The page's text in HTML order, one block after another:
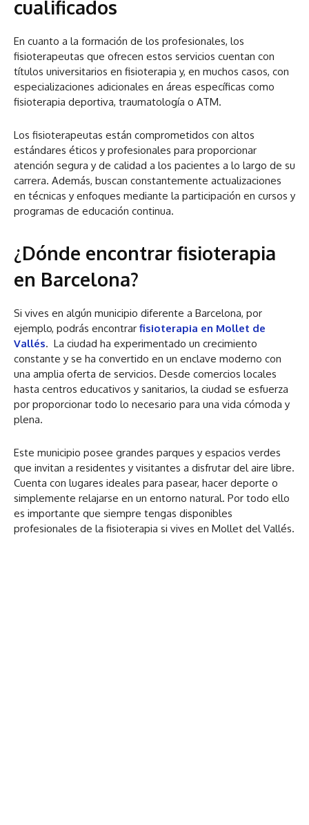
cualificados
En cuanto a la formación de los profesionales, los
fisioterapeutas que ofrecen estos servicios cuentan con
títulos universitarios en fisioterapia y, en muchos casos, con
especializaciones adicionales en áreas específicas como
fisioterapia deportiva, traumatología o ATM.
Los fisioterapeutas están comprometidos con altos
estándares éticos y profesionales para proporcionar
atención segura y de calidad a los pacientes a lo largo de su
carrera. Además, buscan constantemente actualizaciones
en técnicas y enfoques mediante la participación en cursos y
programas de educación continua.
¿Dónde encontrar fisioterapia
en Barcelona?
Si vives en algún municipio diferente a Barcelona, por
ejemplo, podrás encontrar fisioterapia en Mollet de
Vallés. La ciudad ha experimentado un crecimiento
constante y se ha convertido en un enclave moderno con
una amplia oferta de servicios. Desde comercios locales
hasta centros educativos y sanitarios, la ciudad se esfuerza
por proporcionar todo lo necesario para una vida cómoda y
plena.
Este municipio posee grandes parques y espacios verdes
que invitan a residentes y visitantes a disfrutar del aire libre.
Cuenta con lugares ideales para pasear, hacer deporte o
simplemente relajarse en un entorno natural. Por todo ello
es importante que siempre tengas disponibles
profesionales de la fisioterapia si vives en Mollet del Vallés.